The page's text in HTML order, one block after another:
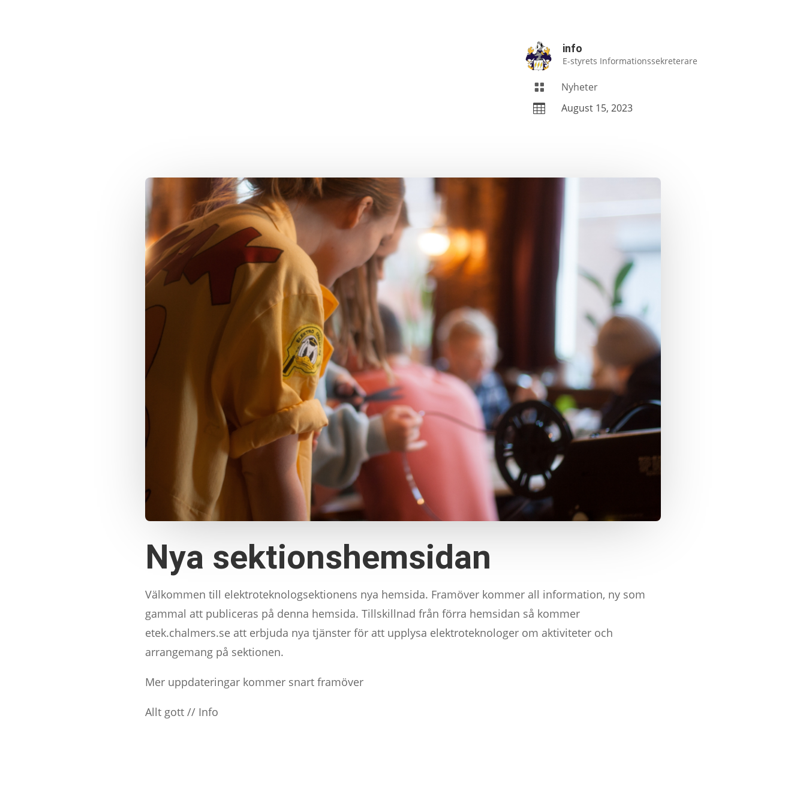
info
E-styrets Informationssekreterare
 Nyheter
 August 15, 2023
Nya sektionshemsidan
Välkommen till elektroteknologsektionens nya hemsida. Framöver kommer all information, ny som
gammal att publiceras på denna hemsida. Tillskillnad från förra hemsidan så kommer
etek.chalmers.se att erbjuda nya tjänster för att upplysa elektroteknologer om aktiviteter och
arrangemang på sektionen.
Mer uppdateringar kommer snart framöver
Allt gott // Info